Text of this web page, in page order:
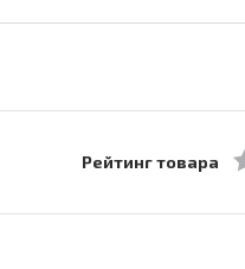
Рейтинг товара